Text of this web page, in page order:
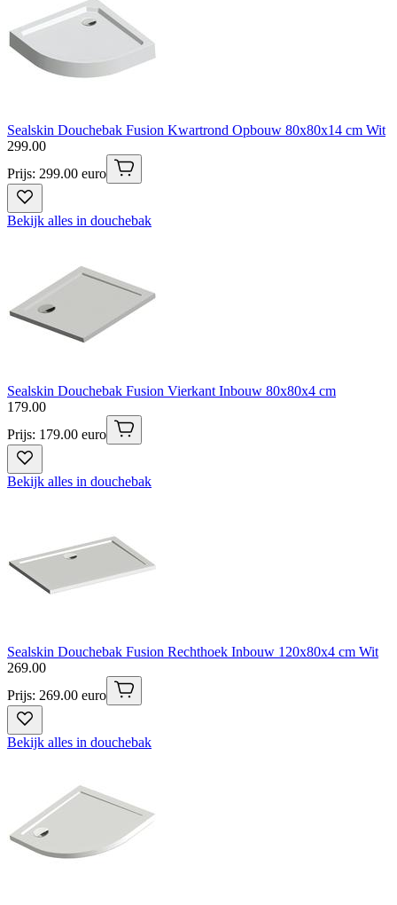
Sealskin Douchebak Fusion Kwartrond Opbouw 80x80x14 cm Wit
299.00
Prijs: 299.00 euro
Bekijk alles in douchebak
Sealskin Douchebak Fusion Vierkant Inbouw 80x80x4 cm
179.00
Prijs: 179.00 euro
Bekijk alles in douchebak
Sealskin Douchebak Fusion Rechthoek Inbouw 120x80x4 cm Wit
269.00
Prijs: 269.00 euro
Bekijk alles in douchebak